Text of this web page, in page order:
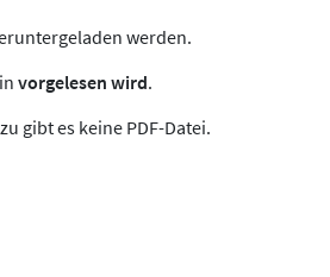
werden.
vorgelesen wird.
gibt es keine PDF-Datei.